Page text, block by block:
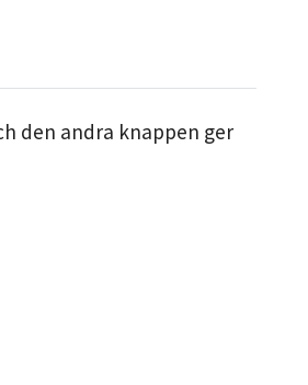
den andra knappen ger